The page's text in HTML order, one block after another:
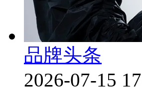
品牌头条
2026-07-15